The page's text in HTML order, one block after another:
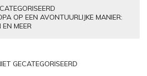
OP EEN AVONTUURLIJKE MANIER:
EN MEER
GECATEGORISEERD